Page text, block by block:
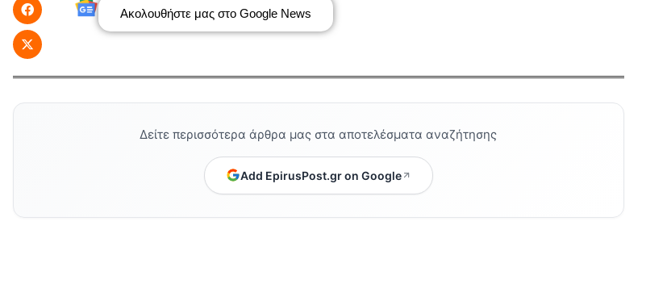
Ακολουθήστε μας στο Google News
Δείτε περισσότερα άρθρα μας στα αποτελέσματα αναζήτησης
Add EpirusPost.gr on Google